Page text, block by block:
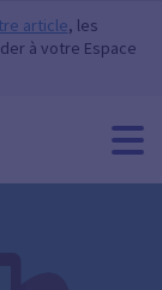
article, les
à votre Espace